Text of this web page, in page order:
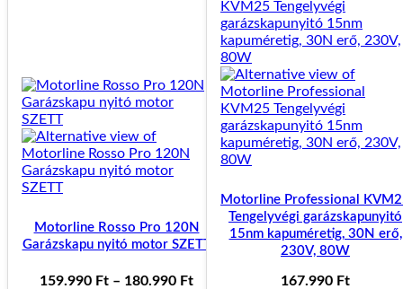
Kapunyitó motorok minden kaputípushoz
Motorline Rosso Pro 120N
Garázskapu nyitó motor SZETT
159.990 Ft – 180.990 FtÁrtartomány:
Motorline Professional
Tengelyvégi garázskapunyitó
15nm kapuméretig, 30N erő,
230V, 80W
167.990 Ft